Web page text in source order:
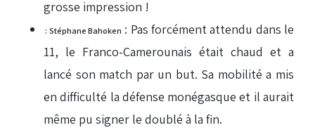
grosse impression !
: Stéphane Bahoken : Pas forcément attendu dans le
11, le Franco-Camerounais était chaud et a
lancé son match par un but. Sa mobilité a mis
en difficulté la défense monégasque et il aurait
même pu signer le doublé à la fin.